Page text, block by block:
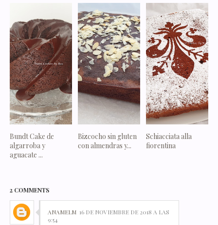
Bundt Cake de
algarroba y
aguacate ...
Bizcocho sin gluten
con almendras y...
Schiacciata alla
fiorentina
2 COMMENTS
ANAMELM 16 DE NOVIEMBRE DE 2018 A LAS
9:54